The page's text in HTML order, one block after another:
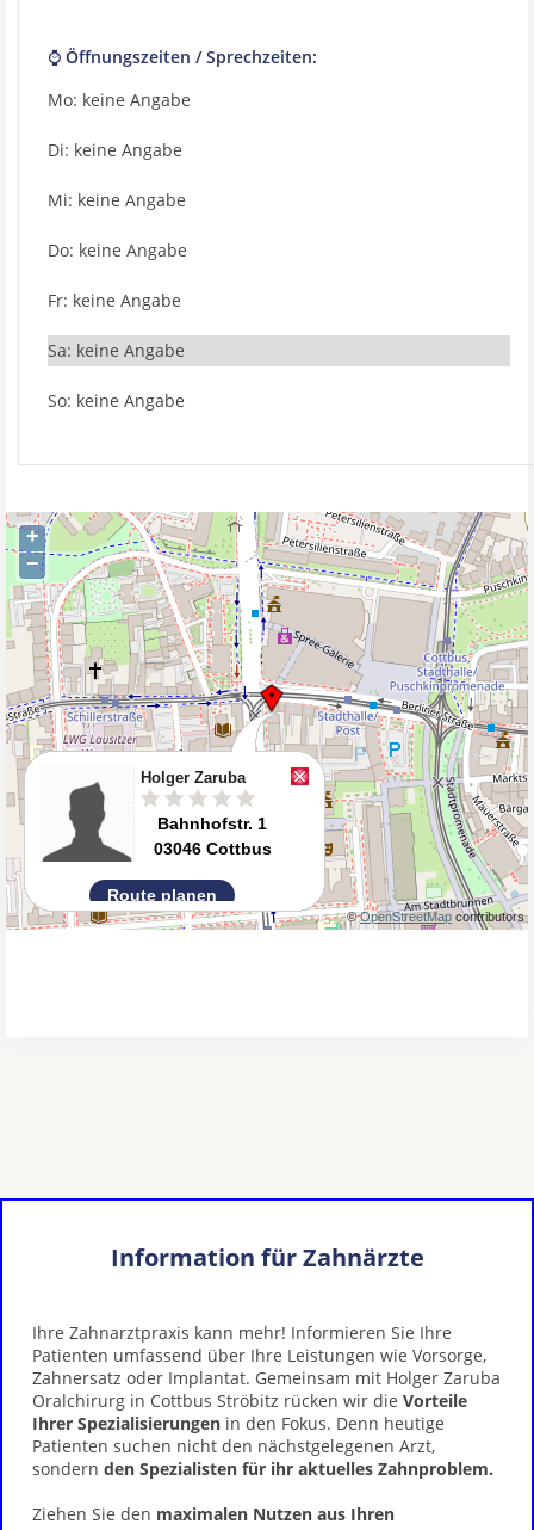
⌚ Öffnungszeiten / Sprechzeiten:
Mo: keine Angabe
Di: keine Angabe
Mi: keine Angabe
Do: keine Angabe
Fr: keine Angabe
Sa: keine Angabe
So: keine Angabe
Information für Zahnärzte
Ihre Zahnarztpraxis kann mehr! Informieren Sie Ihre
Patienten umfassend über Ihre Leistungen wie Vorsorge,
Zahnersatz oder Implantat. Gemeinsam mit Holger Zaruba
Oralchirurg in Cottbus Ströbitz rücken wir die Vorteile
Ihrer Spezialisierungen in den Fokus. Denn heutige
Patienten suchen nicht den nächstgelegenen Arzt,
sondern den Spezialisten für ihr aktuelles Zahnproblem.
Ziehen Sie den maximalen Nutzen aus Ihren